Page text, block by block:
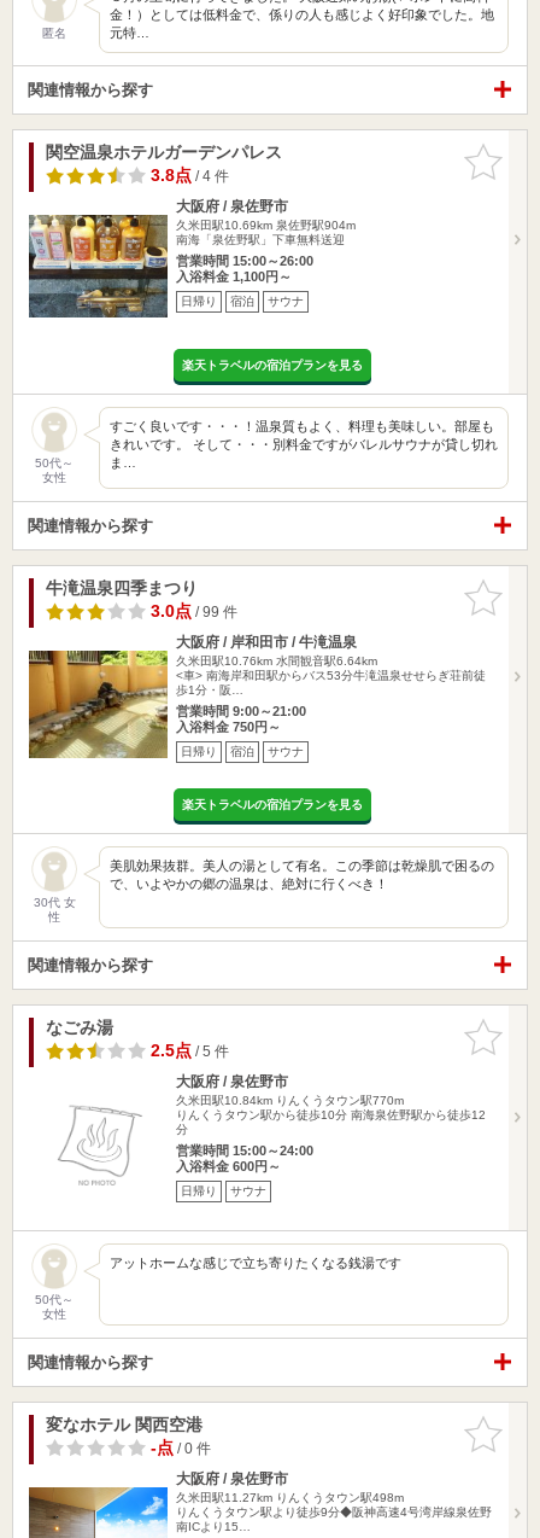
匿名
金！）としては低料金で、係りの人も感じよく好印象でした。地
元特…
関連情報から探す
お気に入
りに追加
関空温泉ホテルガーデンパレス
3.8点/ 4 件
大阪府 / 泉佐野市
久米田駅10.69km 泉佐野駅904m
南海「泉佐野駅」下車無料送迎
営業時間 15:00～26:00
入浴料金 1,100円～
日帰り 宿泊 サウナ
楽天トラベルの宿泊プランを見る
50代～
女性
すごく良いです・・・！温泉質もよく、料理も美味しい。部屋も
きれいです。 そして・・・別料金ですがバレルサウナが貸し切れ
ま…
関連情報から探す
お気に入
りに追加
牛滝温泉四季まつり
3.0点/ 99 件
大阪府 / 岸和田市 / 牛滝温泉
久米田駅10.76km 水間観音駅6.64km
<車> 南海岸和田駅からバス53分牛滝温泉せせらぎ荘前徒
歩1分・阪…
営業時間 9:00～21:00
入浴料金 750円～
日帰り 宿泊 サウナ
楽天トラベルの宿泊プランを見る
30代 女
性
美肌効果抜群。美人の湯として有名。この季節は乾燥肌で困るの
で、いよやかの郷の温泉は、絶対に行くべき！
関連情報から探す
お気に入
りに追加
なごみ湯
2.5点/ 5 件
大阪府 / 泉佐野市
久米田駅10.84km りんくうタウン駅770m
りんくうタウン駅から徒歩10分 南海泉佐野駅から徒歩12
分
営業時間 15:00～24:00
入浴料金 600円～
日帰り サウナ
50代～
女性
アットホームな感じで立ち寄りたくなる銭湯です
関連情報から探す
お気に入
りに追加
変なホテル 関西空港
-点/ 0 件
大阪府 / 泉佐野市
久米田駅11.27km りんくうタウン駅498m
りんくうタウン駅より徒歩9分◆阪神高速4号湾岸線泉佐野
南ICより15…